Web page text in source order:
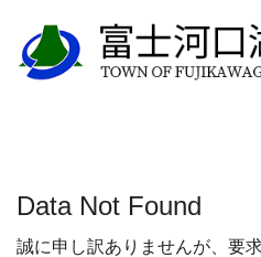
Data Not Found
誠に申し訳ありませんが、要